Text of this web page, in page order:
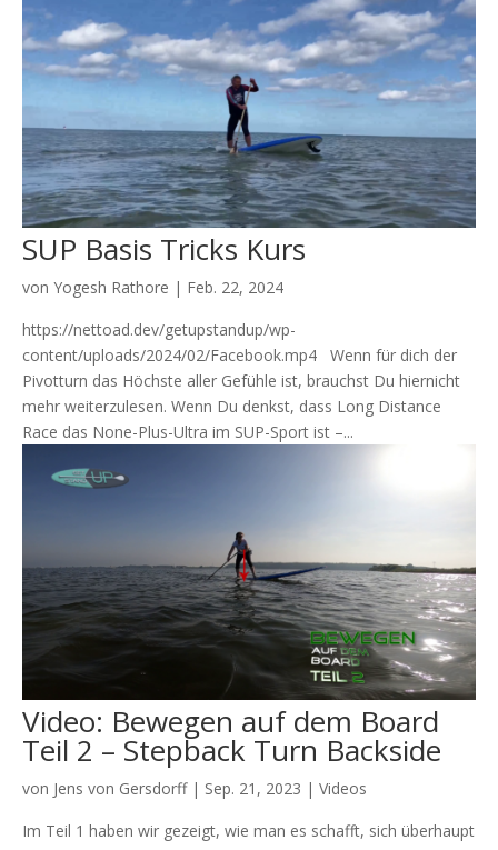
SUP Basis Tricks Kurs
von Yogesh Rathore | Feb. 22, 2024
https://nettoad.dev/getupstandup/wp-
content/uploads/2024/02/Facebook.mp4 Wenn für dich der
Pivotturn das Höchste aller Gefühle ist, brauchst Du hiernicht
mehr weiterzulesen. Wenn Du denkst, dass Long Distance
Race das None-Plus-Ultra im SUP-Sport ist –...
Video: Bewegen auf dem Board
Teil 2 – Stepback Turn Backside
von Jens von Gersdorff| Sep. 21, 2023 | Videos
Im Teil 1 haben wir gezeigt, wie man es schafft, sich überhaupt